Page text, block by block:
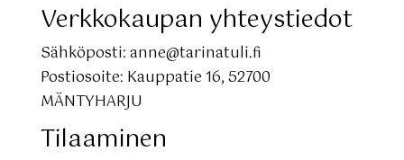
Verkkokaupan yhteystiedot
Sähköposti: anne@tarinatuli.fi
Postiosoite: Kauppatie 16, 52700
MÄNTYHARJU
Tilaaminen